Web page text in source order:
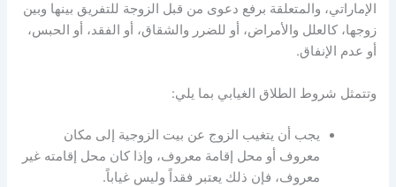
الإماراتي، والمتعلقة برفع دعوى من قبل الزوجة للتفريق بينها وبين
زوجها، كالعلل والأمراض، أو للضرر والشقاق، أو الفقد، أو الحبس،
أو عدم الإنفاق.
وتتمثل شروط الطلاق الغيابي بما يلي:
يجب أن يتغيب الزوج عن بيت الزوجية إلى مكان
معروف أو محل إقامة معروف، وإذا كان محل إقامته غير
معروف، فإن ذلك يعتبر فقداً وليس غياباً.